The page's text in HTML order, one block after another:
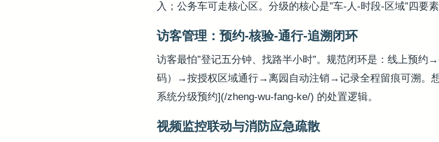
入；公务车可走核心区。分级的核心是”车-人-时段-区域”四要
访客管理：预约-核验-通行-追溯闭环
访客最怕”登记五分钟、找路半小时”。规范闭环是：线上预
码）→按授权区域通行→离园自动注销→记录全程留痕可溯。
系统分级预约](/zheng-wu-fang-ke/) 的处置逻辑。
视频监控联动与消防应急疏散